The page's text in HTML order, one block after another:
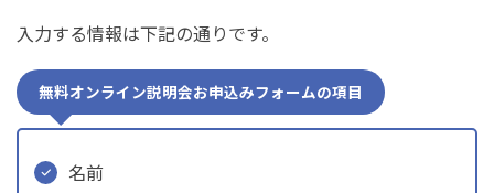
入力する情報は下記の通りです。
無料オンライン説明会お申込みフォームの項目
名前